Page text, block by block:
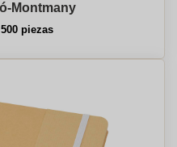
Montmany
piezas